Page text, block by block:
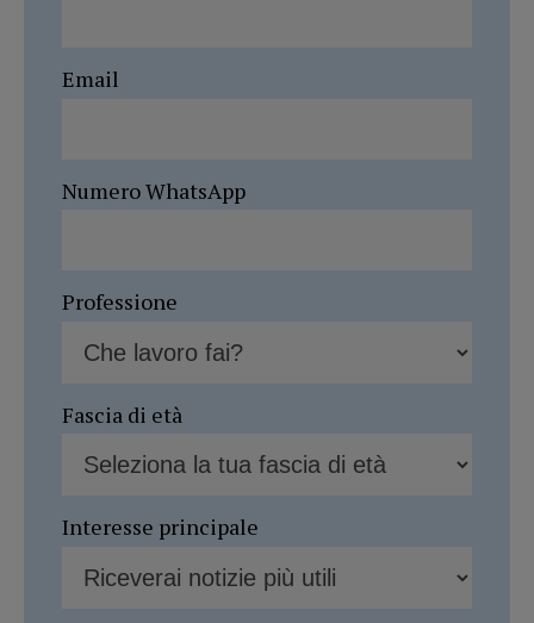
Email
Numero WhatsApp
Professione
Fascia di età
Interesse principale